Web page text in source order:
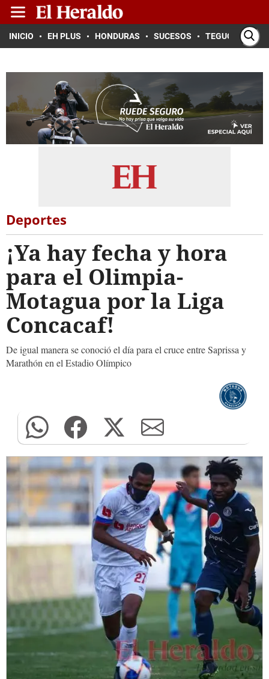
INICIO EH PLUS HONDURAS SUCESOS TEGUCIGALPA
Deportes
¡Ya hay fecha y hora
para el Olimpia-
Motagua por la Liga
Concacaf!
De igual manera se conoció el día para el cruce entre Saprissa y
Marathón en el Estadio Olímpico